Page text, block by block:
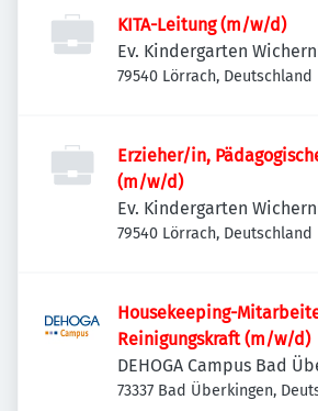
KITA-Leitung (m/w/d)
Ev. Kindergarten
79540 Lörrach, Deutschland
Erzieher/in,
(m/w/d)
Ev. Kindergarten
79540 Lörrach, Deutschland
Housekeeping-
Reinigungskraft (m/w/d)
DEHOGA Campus Bad
73337 Bad Überkingen,